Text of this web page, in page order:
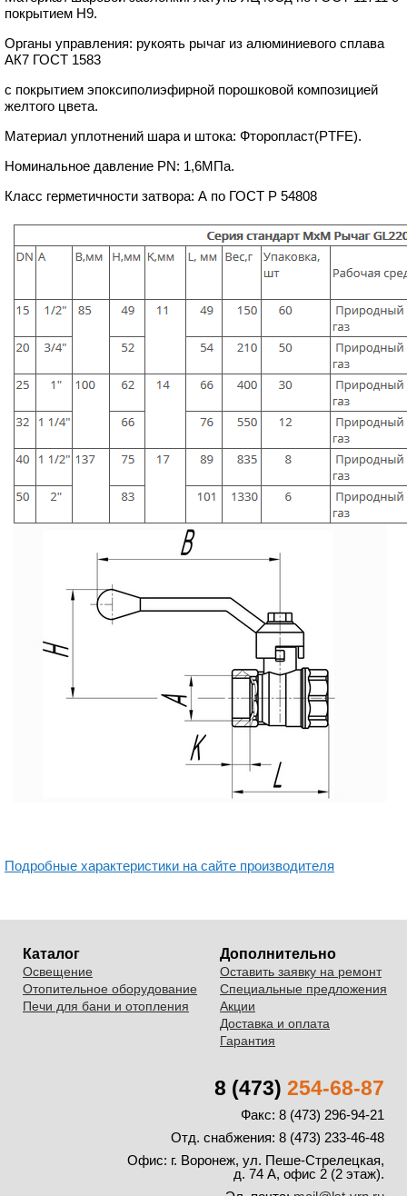
покрытием Н9.
Органы управления: рукоять рычаг из алюминиевого сплава
АК7 ГОСТ 1583
с покрытием эпоксиполиэфирной порошковой композицией
желтого цвета.
Материал уплотнений шара и штока: Фторопласт(PTFE).
Номинальное давление PN: 1,6МПа.
Класс герметичности затвора: А по ГОСТ Р 54808
Подробные характеристики на сайте производителя
Каталог
Освещение
Отопительное оборудование
Печи для бани и отопления
Дополнительно
Оставить заявку на ремонт
Специальные предложения
Акции
Доставка и оплата
Гарантия
8 (473) 254-68-87
Факс: 8 (473) 296-94-21
Отд. снабжения: 8 (473) 233-46-48
Офис: г. Воронеж, ул. Пеше-Стрелецкая,
д. 74 А, офис 2 (2 этаж).